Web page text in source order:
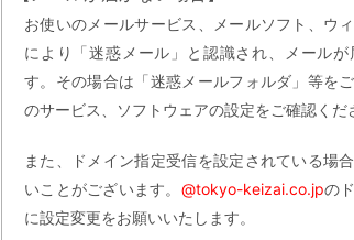
お使いのメールサービス、メールソフト、ウ
により「迷惑メール」と認識され、メール
す。その場合は「迷惑メールフォルダ」等を
のサービス、ソフトウェアの設定をご確認くだ
また、ドメイン指定受信を設定されている場
いことがございます。 @tokyo-keizai.co.jpの
に設定変更をお願いいたします。